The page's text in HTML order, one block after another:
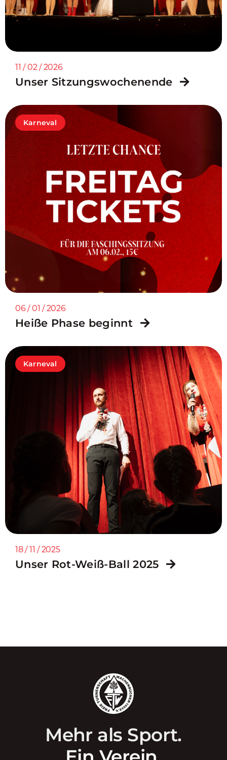
11 / 02 / 2026
Unser Sitzungswochenende
Karneval
06 / 01 / 2026
Heiße Phase beginnt
Karneval
18 / 11 / 2025
Unser Rot-Weiß-Ball 2025
Mehr als Sport.